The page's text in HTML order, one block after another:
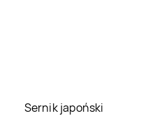
Sernik japoński